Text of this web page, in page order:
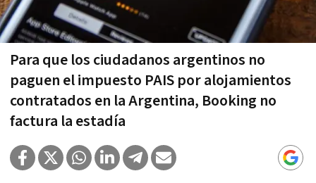
Para que los ciudadanos argentinos no
paguen el impuesto PAIS por alojamientos
contratados en la Argentina, Booking no
factura la estadía